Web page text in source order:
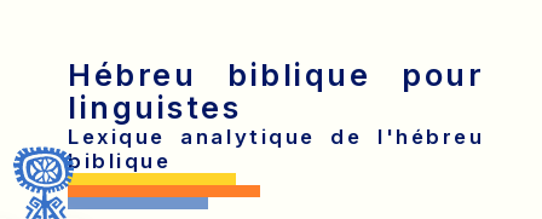
Hébreu biblique pour
linguistes
Lexique analytique de l'hébreu
biblique